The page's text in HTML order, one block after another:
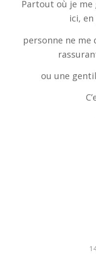
Partout où je me
ici,
personne ne me
ou une